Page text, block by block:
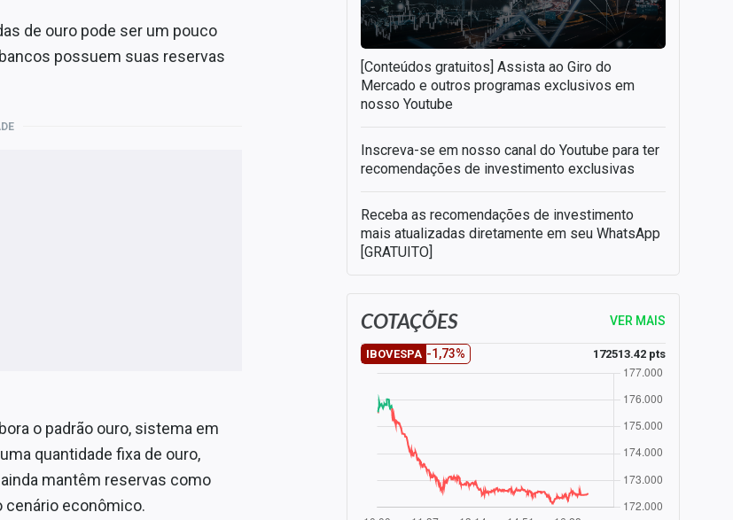
de ouro pode ser um pouco
possuem suas reservas
o padrão ouro, sistema em
quantidade fixa de ouro,
mantêm reservas como
cenário econômico.
[Conteúdos gratuitos] Assista ao Giro do
Mercado e outros programas exclusivos em
nosso Youtube
Inscreva-se em nosso canal do Youtube para ter
recomendações de investimento exclusivas
Receba as recomendações de investimento
mais atualizadas diretamente em seu WhatsApp
[GRATUITO]
COTAÇÕES VER MAIS
IBOVESPA -1,73% 172513.42 pts